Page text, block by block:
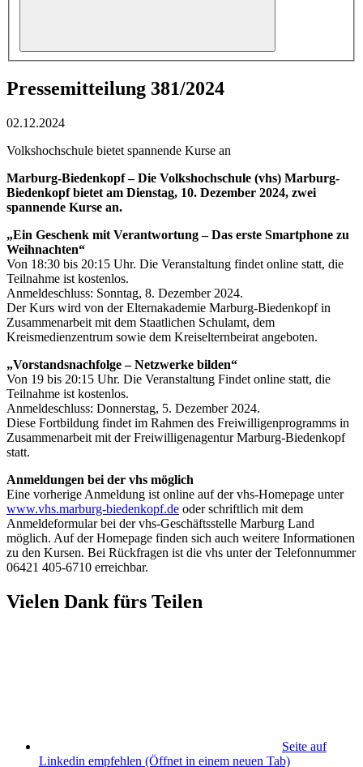
Pressemitteilung 381/2024
02.12.2024
Volkshochschule bietet spannende Kurse an
Marburg-Biedenkopf – Die Volkshochschule (vhs) Marburg-
Biedenkopf bietet am Dienstag, 10. Dezember 2024, zwei
spannende Kurse an.
„Ein Geschenk mit Verantwortung – Das erste Smartphone zu
Weihnachten“
Von 18:30 bis 20:15 Uhr. Die Veranstaltung findet online statt, die
Teilnahme ist kostenlos.
Anmeldeschluss: Sonntag, 8. Dezember 2024.
Der Kurs wird von der Elternakademie Marburg-Biedenkopf in
Zusammenarbeit mit dem Staatlichen Schulamt, dem
Kreismedienzentrum sowie dem Kreiselternbeirat angeboten.
„Vorstandsnachfolge – Netzwerke bilden“
Von 19 bis 20:15 Uhr. Die Veranstaltung Findet online statt, die
Teilnahme ist kostenlos.
Anmeldeschluss: Donnerstag, 5. Dezember 2024.
Diese Fortbildung findet im Rahmen des Freiwilligenprogramms in
Zusammenarbeit mit der Freiwilligenagentur Marburg-Biedenkopf
statt.
Anmeldungen bei der vhs möglich
Eine vorherige Anmeldung ist online auf der vhs-Homepage unter
www.vhs.marburg-biedenkopf.de oder schriftlich mit dem
Anmeldeformular bei der vhs-Geschäftsstelle Marburg Land
möglich. Auf der Homepage finden sich auch weitere Informationen
zu den Kursen. Bei Rückfragen ist die vhs unter der Telefonnummer
06421 405-6710 erreichbar.
Vielen Dank fürs Teilen
Seite auf
Linkedin empfehlen (Öffnet in einem neuen Tab)